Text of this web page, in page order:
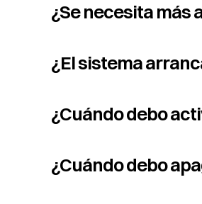
¿Se necesita más
¿El sistema
¿Cuándo debo
¿Cuándo debo